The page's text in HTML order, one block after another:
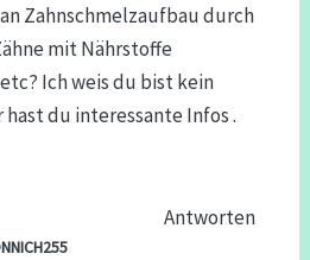
Zahnschmelzaufbau durch
mit Nährstoffe
Ich weis du bist kein
du interessante Infos .
Antworten